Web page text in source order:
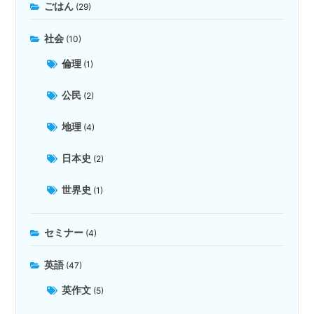
ごはん (29)
社会 (10)
倫理 (1)
公民 (2)
地理 (4)
日本史 (2)
世界史 (1)
セミナー (4)
英語 (47)
英作文 (5)